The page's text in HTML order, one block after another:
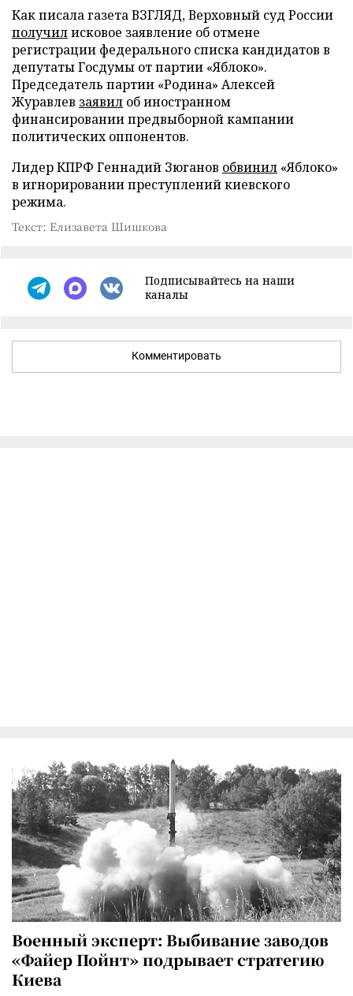
Как писала газета ВЗГЛЯД, Верховный суд России
получилисковое заявление об отмене
регистрации федерального списка кандидатов в
депутаты Госдумы от партии «Яблоко».
Председатель партии «Родина» Алексей
Журавлев заявил об иностранном
финансировании предвыборной кампании
политических оппонентов.
Лидер КПРФ Геннадий Зюганов обвинил «Яблоко»
в игнорировании преступлений киевского
режима.
Текст: Елизавета Шишкова
Подписывайтесь на наши
каналы
Комментировать
Военный эксперт: Выбивание заводов
«Файер Пойнт» подрывает стратегию
Киева